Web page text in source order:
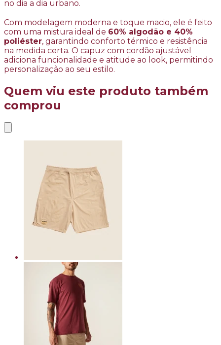
no dia a dia urbano.
Com modelagem moderna e toque macio, ele é feito
com uma mistura ideal de 60% algodão e 40%
poliéster, garantindo conforto térmico e resistência
na medida certa. O capuz com cordão ajustável
adiciona funcionalidade e atitude ao look, permitindo
personalização ao seu estilo.
Quem viu este produto também
comprou